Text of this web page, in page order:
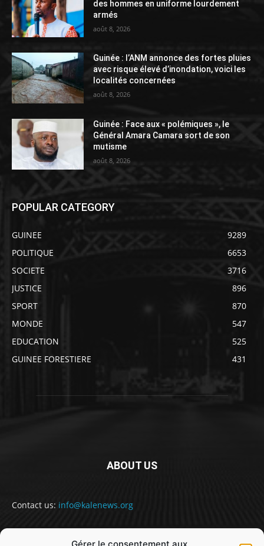
des hommes en uniforme lourdement
armés
août 8, 2026
Guinée : l’ANM annonce des fortes pluies
avec risque élevé d’inondation, voici les
localités concernées
août 8, 2026
Guinée : Face aux « polémiques », le
Général Amara Camara sort de son
mutisme
août 8, 2026
POPULAR CATEGORY
GUINEE
9289
POLITIQUE
6653
SOCIETE
3716
JUSTICE
896
SPORT
870
MONDE
547
EDUCATION
525
GUINEE FORESTIERE
431
ABOUT US
Contact us: info@kalenews.org